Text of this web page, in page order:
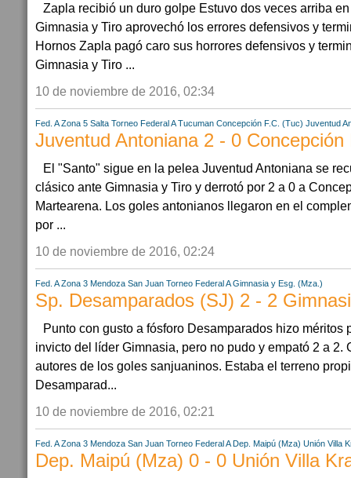
Zapla recibió un duro golpe Estuvo dos veces arriba
Gimnasia y Tiro aprovechó los errores defensivos y
Hornos Zapla pagó caro sus horrores defensivos y
Gimnasia y Tiro ...
10 de noviembre de 2016, 02:34
Fed. A Zona 5 Salta Torneo Federal A Tucuman Concepción F.C. (Tuc) Juventud
Juventud Antoniana 2 - 0 Concepción
El "Santo" sigue en la pelea Juventud Antoniana se
clásico ante Gimnasia y Tiro y derrotó por 2 a 0 a
Martearena. Los goles antonianos llegaron en el
por ...
10 de noviembre de 2016, 02:24
Fed. A Zona 3 Mendoza San Juan Torneo Federal A Gimnasia y Esg. (Mza.)
Sp. Desamparados (SJ) 2 - 2
Punto con gusto a fósforo Desamparados hizo méritos
invicto del líder Gimnasia, pero no pudo y empató 2 a 2.
autores de los goles sanjuaninos. Estaba el terreno
Desamparad...
10 de noviembre de 2016, 02:21
Fed. A Zona 3 Mendoza San Juan Torneo Federal A Dep. Maipú (Mza) Unión Villa
Dep. Maipú (Mza) 0 - 0 Unión Villa